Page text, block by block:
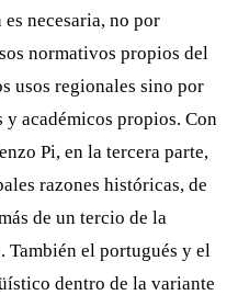
necesaria, no por
normativos propios del
usos regionales sino por
académicos propios. Con
Pi, en la tercera parte,
razones históricas, de
de un tercio de la
el portugués y el
dentro de la variante